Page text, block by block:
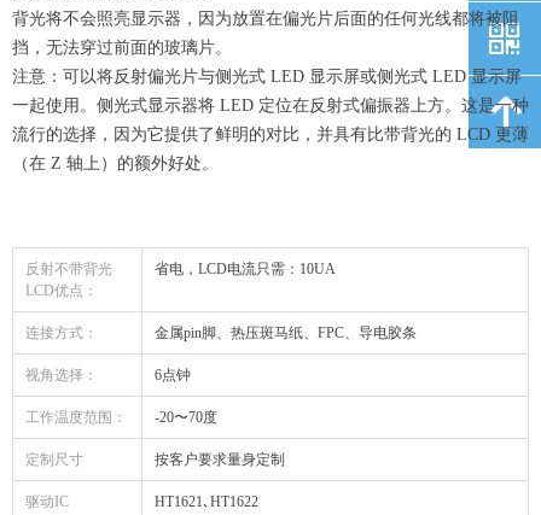
背光将不会照亮显示器，因为放置在偏光片后面的任何光线都将被阻
挡，无法穿过前面的玻璃片。
注意：可以将反射偏光片与侧光式 LED 显示屏或侧光式 LED 显示屏
一起使用。侧光式显示器将 LED 定位在反射式偏振器上方。这是一种
流行的选择，因为它提供了鲜明的对比，并具有比带背光的 LCD 更薄
（在 Z 轴上）的额外好处。
反射不带背光
LCD优点：
省电，LCD电流只需：10UA
连接方式： 金属pin脚、热压斑马纸、FPC、导电胶条
视角选择： 6点钟
工作温度范围： -20〜70度
定制尺寸 按客户要求量身定制
驱动IC HT1621､HT1622
낃
녕